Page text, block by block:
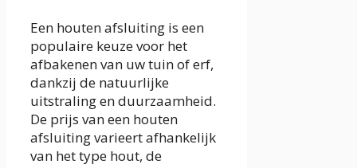
Een houten afsluiting is een
populaire keuze voor het
afbakenen van uw tuin of erf,
dankzij de natuurlijke
uitstraling en duurzaamheid.
De prijs van een houten
afsluiting varieert afhankelijk
van het type hout, de